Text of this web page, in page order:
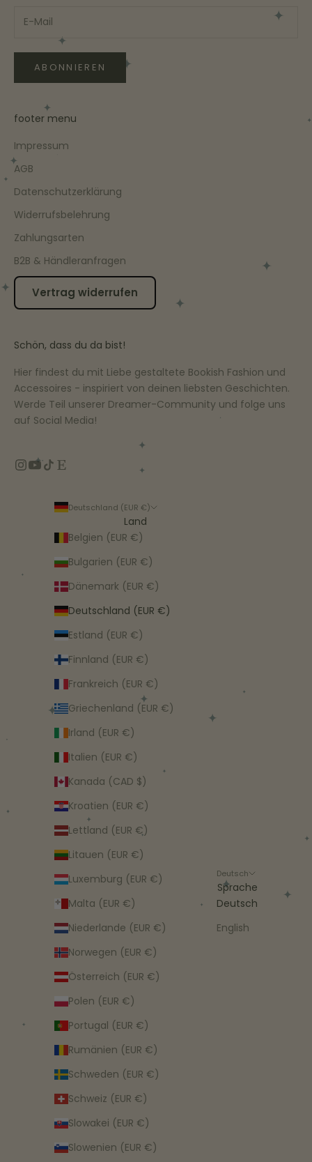
ABONNIEREN
footer menu
Impressum
AGB
Datenschutzerklärung
Widerrufsbelehrung
Zahlungsarten
B2B & Händleranfragen
Vertrag widerrufen
Schön, dass du da bist!
Hier findest du mit Liebe gestaltete Bookish Fashion und
Accessoires - inspiriert von deinen liebsten Geschichten.
Werde Teil unserer Dreamer-Community und folge uns
auf Social Media!
Deutschland (EUR €)
Land
Belgien (EUR €)
Bulgarien (EUR €)
Dänemark (EUR €)
Deutschland (EUR €)
Estland (EUR €)
Finnland (EUR €)
Frankreich (EUR €)
Griechenland (EUR €)
Irland (EUR €)
Italien (EUR €)
Kanada (CAD $)
Kroatien (EUR €)
Lettland (EUR €)
Litauen (EUR €)
Luxemburg (EUR €)
Malta (EUR €)
Niederlande (EUR €)
Norwegen (EUR €)
Österreich (EUR €)
Polen (EUR €)
Portugal (EUR €)
Rumänien (EUR €)
Schweden (EUR €)
Schweiz (EUR €)
Slowakei (EUR €)
Slowenien (EUR €)
Deutsch
Sprache
Deutsch
English